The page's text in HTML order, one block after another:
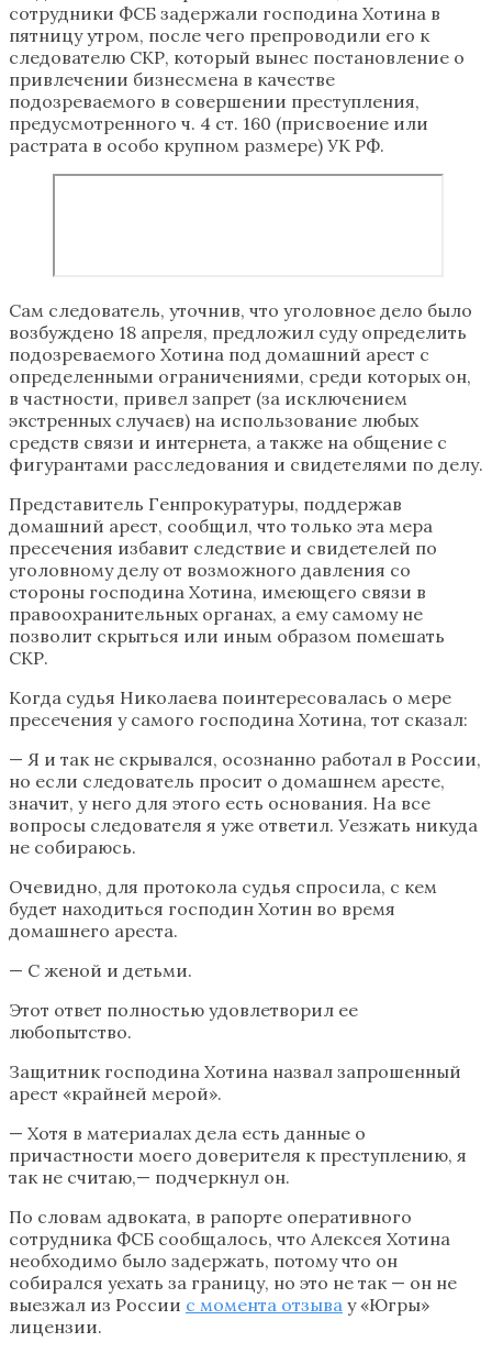
сотрудники ФСБ задержали господина Хотина в
пятницу утром, после чего препроводили его к
следователю СКР, который вынес постановление о
привлечении бизнесмена в качестве
подозреваемого в совершении преступления,
предусмотренного ч. 4 ст. 160 (присвоение или
растрата в особо крупном размере) УК РФ.
Сам следователь, уточнив, что уголовное дело было
возбуждено 18 апреля, предложил суду определить
подозреваемого Хотина под домашний арест с
определенными ограничениями, среди которых он,
в частности, привел запрет (за исключением
экстренных случаев) на использование любых
средств связи и интернета, а также на общение с
фигурантами расследования и свидетелями по делу.
Представитель Генпрокуратуры, поддержав
домашний арест, сообщил, что только эта мера
пресечения избавит следствие и свидетелей по
уголовному делу от возможного давления со
стороны господина Хотина, имеющего связи в
правоохранительных органах, а ему самому не
позволит скрыться или иным образом помешать
СКР.
Когда судья Николаева поинтересовалась о мере
пресечения у самого господина Хотина, тот сказал:
— Я и так не скрывался, осознанно работал в России,
но если следователь просит о домашнем аресте,
значит, у него для этого есть основания. На все
вопросы следователя я уже ответил. Уезжать никуда
не собираюсь.
Очевидно, для протокола судья спросила, с кем
будет находиться господин Хотин во время
домашнего ареста.
— С женой и детьми.
Этот ответ полностью удовлетворил ее
любопытство.
Защитник господина Хотина назвал запрошенный
арест «крайней мерой».
— Хотя в материалах дела есть данные о
причастности моего доверителя к преступлению, я
так не считаю,— подчеркнул он.
По словам адвоката, в рапорте оперативного
сотрудника ФСБ сообщалось, что Алексея Хотина
необходимо было задержать, потому что он
собирался уехать за границу, но это не так — он не
выезжал из России с момента отзыва у «Югры»
лицензии.